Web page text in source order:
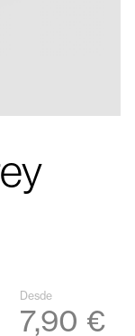
Desde
7,90 €